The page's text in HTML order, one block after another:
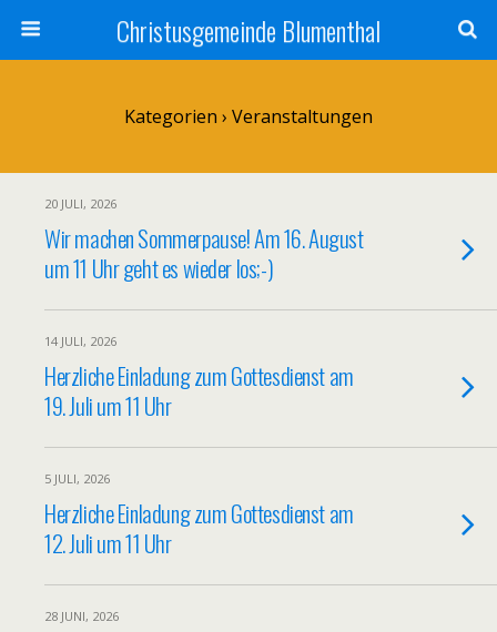
Christusgemeinde Blumenthal
Kategorien › Veranstaltungen
20 JULI, 2026
Wir machen Sommerpause! Am 16. August
um 11 Uhr geht es wieder los;-)
14 JULI, 2026
Herzliche Einladung zum Gottesdienst am
19. Juli um 11 Uhr
5 JULI, 2026
Herzliche Einladung zum Gottesdienst am
12. Juli um 11 Uhr
28 JUNI, 2026